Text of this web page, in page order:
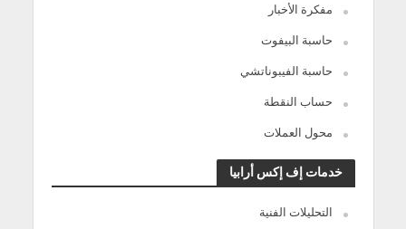
مفكرة الأخبار
حاسبة البيفوت
حاسبة الفيبوناتشي
حساب النقطة
محول العملات
خدمات إف إكس أرابيا
التحليلات الفنية